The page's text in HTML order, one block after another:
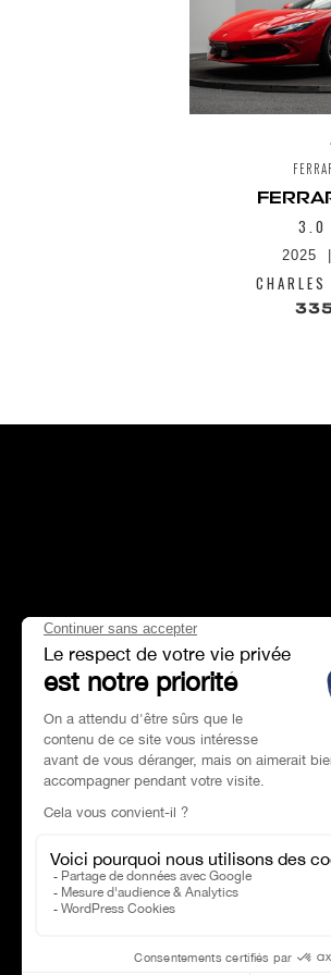
3.0
2025
HEAD OFFICE
AddressParis 75017
Phone number01 47 39 96
Opening hours: